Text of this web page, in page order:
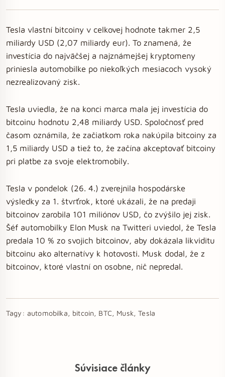
Tesla vlastní bitcoiny v celkovej hodnote takmer 2,5
miliardy USD (2,07 miliardy eur). To znamená, že
investícia do najväčšej a najznámejšej kryptomeny
priniesla automobilke po niekoľkých mesiacoch vysoký
nezrealizovaný zisk.
Tesla uviedla, že na konci marca mala jej investícia do
bitcoinu hodnotu 2,48 miliardy USD. Spoločnosť pred
časom oznámila, že začiatkom roka nakúpila bitcoiny za
1,5 miliardy USD a tiež to, že začína akceptovať bitcoiny
pri platbe za svoje elektromobily.
Tesla v pondelok (26. 4.) zverejnila hospodárske
výsledky za 1. štvrťrok, ktoré ukázali, že na predaji
bitcoinov zarobila 101 miliónov USD, čo zvýšilo jej zisk.
Šéf automobilky Elon Musk na Twitteri uviedol, že Tesla
predala 10 % zo svojich bitcoinov, aby dokázala likviditu
bitcoinu ako alternatívy k hotovosti. Musk dodal, že z
bitcoinov, ktoré vlastní on osobne, nič nepredal.
Tagy: automobilka, bitcoin, BTC, Musk, Tesla
Súvisiace články